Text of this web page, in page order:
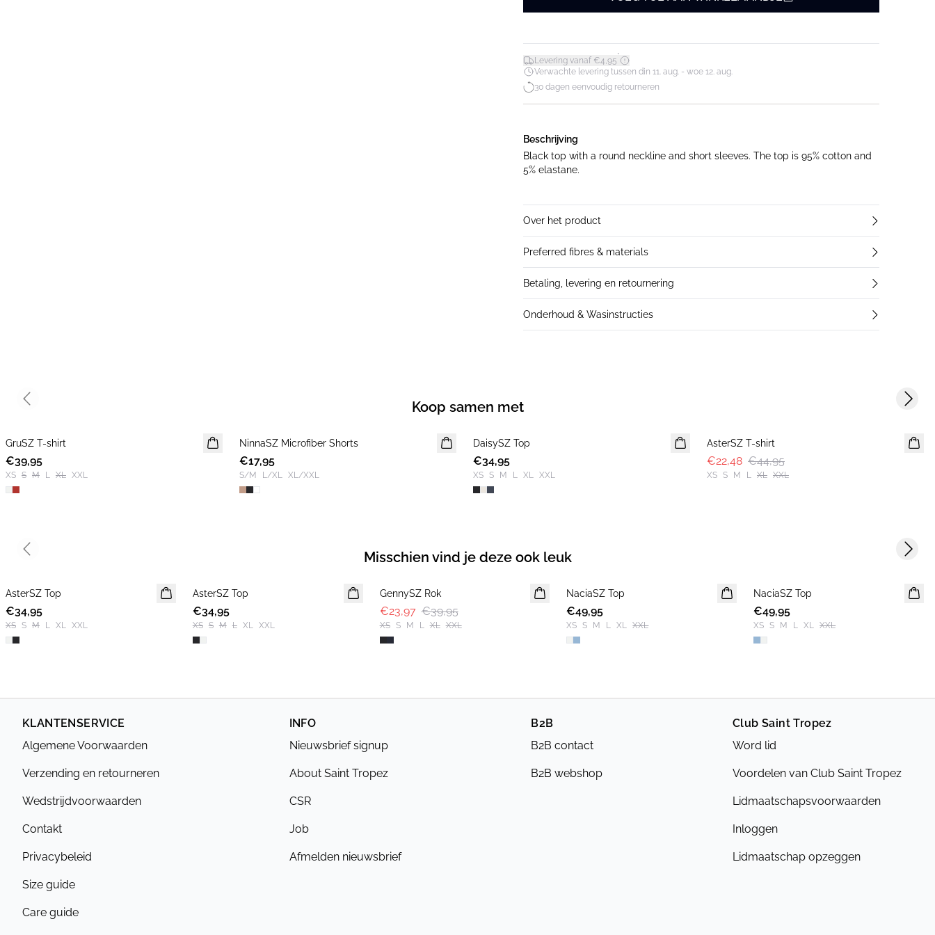
Levering vanaf €4,95*
Verwachte levering tussen din 11. aug. - woe 12. aug.
30 dagen eenvoudig retourneren
Beschrijving
Black top with a round neckline and short sleeves. The top is 95% cotton and
5% elastane.
Over het product
Preferred fibres & materials
Betaling, levering en retournering
Onderhoud & Wasinstructies
Koop samen met
NIEUWE
GruSZ T-shirt
€39,95
XS S M L XL XXL
NinnaSZ Microfiber Shorts
€17,95
S/M L/XL XL/XXL
DaisySZ Top
€34,95
XS S M L XL XXL
AsterSZ T-shirt
€22,48 €44,95
XS S M L XL XXL
Previous slide Next
Misschien vind je deze ook leuk
AsterSZ Top
€34,95
XS S M L XL XXL
AsterSZ Top
€34,95
XS S M L XL XXL
-40%
GennySZ Rok
€23,97 €39,95
XS S M L XL XXL
NIEUWE
NaciaSZ Top
€49,95
XS S M L XL XXL
NIEUWE
NaciaSZ Top
€49,95
XS S M L XL XXL
Previous slide Next
KLANTENSERVICE
Algemene Voorwaarden
Verzending en retourneren
Wedstrijdvoorwaarden
Contakt
Privacybeleid
Size guide
Care guide
INFO
Nieuwsbrief signup
About Saint Tropez
CSR
Job
Afmelden nieuwsbrief
B2B
B2B contact
B2B webshop
Club Saint Tropez
Word lid
Voordelen van Club Saint Tropez
Lidmaatschapsvoorwaarden
Inloggen
Lidmaatschap opzeggen